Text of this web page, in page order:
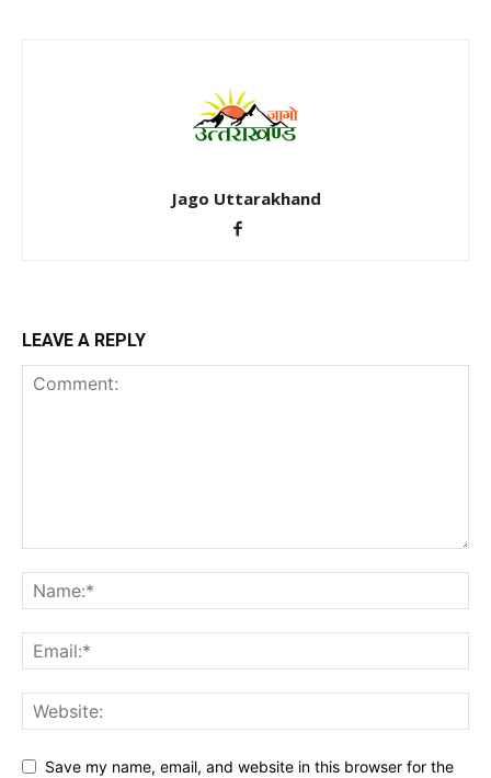
Jago Uttarakhand
LEAVE A REPLY
Save my name, email, and website in this browser for the